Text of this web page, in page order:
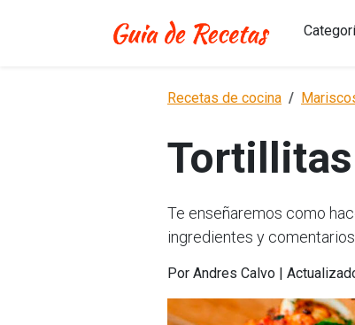
Recetas de cocina
Te enseñaremos como
ingredientes y
Por Andres Calvo |